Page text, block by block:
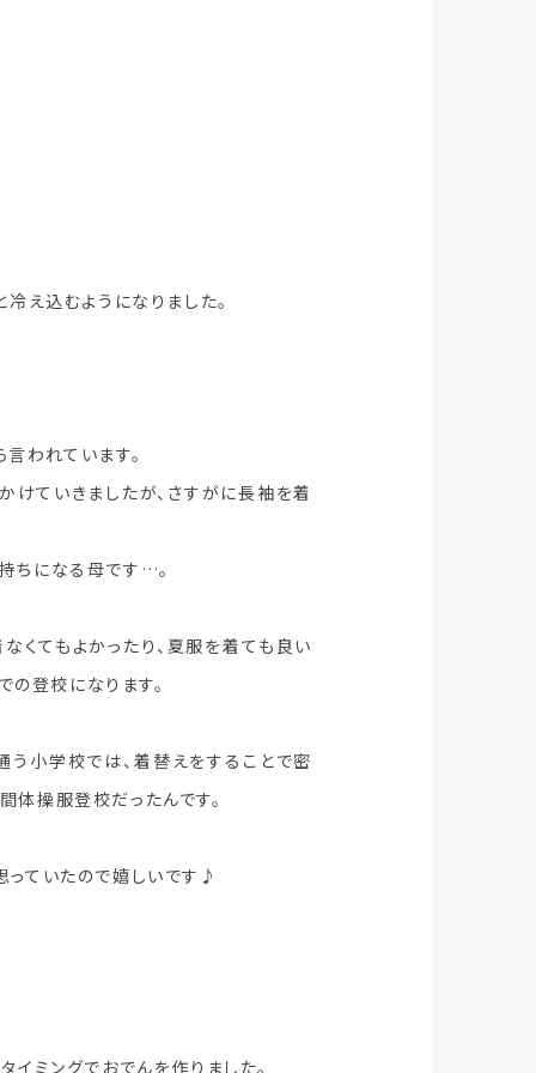
え込むようになりました。
われています。
ていきましたが、さすがに長袖を着
ちになる母です…。
てもよかったり、夏服を着ても良い
の登校になります。
小学校では、着替えをすることで密
操服登校だったんです。
ていたので嬉しいです♪
ミングでおでんを作りました。